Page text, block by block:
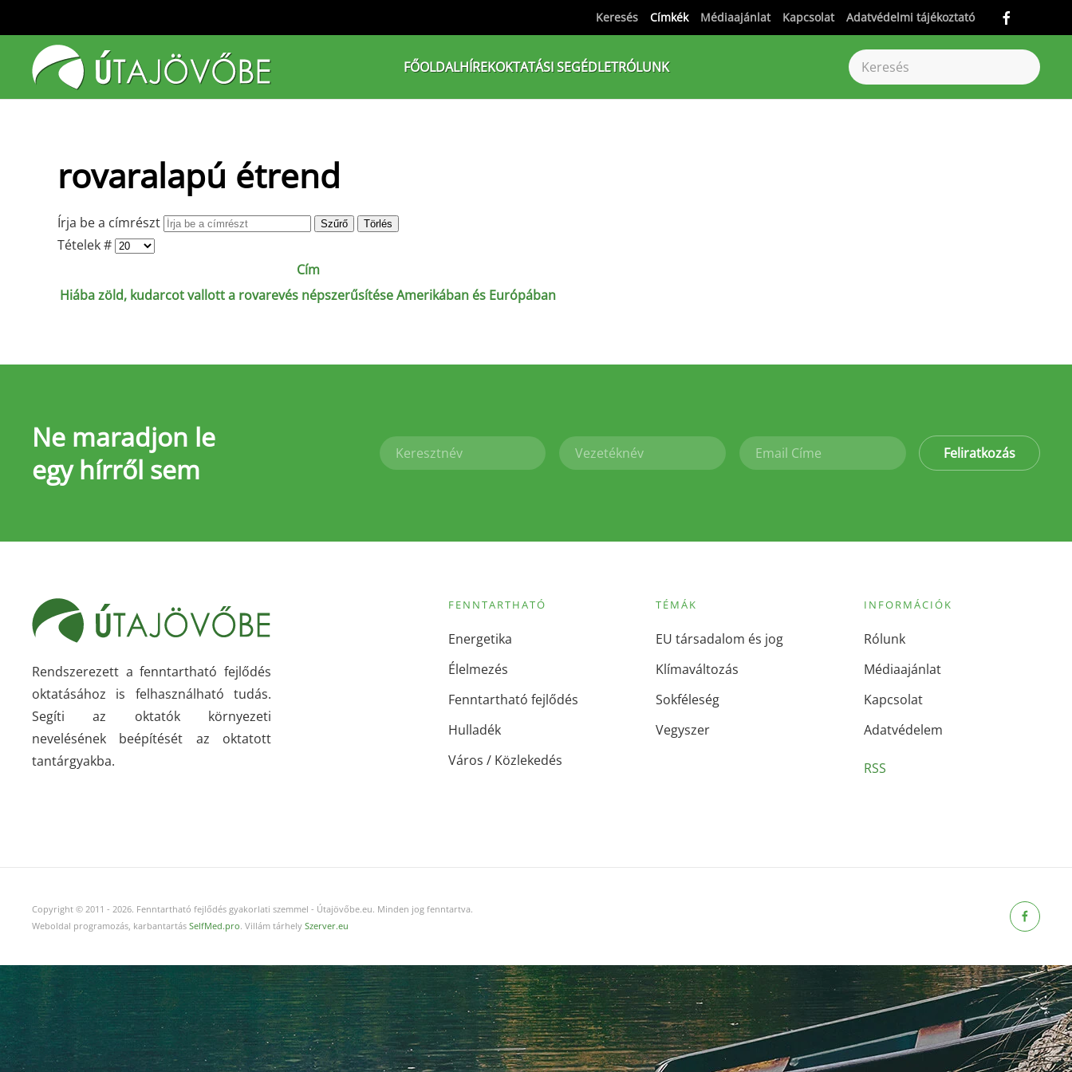
Fő tartalom átugrása
Keresés Címkék Médiaajánlat Kapcsolat Adatvédelmi tájékoztató
FŐOLDALHÍREKOKTATÁSI SEGÉDLETRÓLUNK
rovaralapú étrend
Írja be a címrészt Szűrő Törlés
Tételek #
Cím
Hiába zöld, kudarcot vallott a rovarevés népszerűsítése Amerikában és Európában
Ne maradjon le
egy hírről sem
Feliratkozás
Rendszerezett a fenntartható fejlődés
oktatásához is felhasználható tudás.
Segíti az oktatók környezeti
nevelésének beépítését az oktatott
tantárgyakba.
FENNTARTHATÓ
Energetika
Élelmezés
Fenntartható fejlődés
Hulladék
Város / Közlekedés
TÉMÁK
EU társadalom és jog
Klímaváltozás
Sokféleség
Vegyszer
INFORMÁCIÓK
Rólunk
Médiaajánlat
Kapcsolat
Adatvédelem
RSS
Copyright © 2011 - 2026. Fenntartható fejlődés gyakorlati szemmel - Útajövőbe.eu. Minden jog fenntartva.
Weboldal programozás, karbantartás SelfMed.pro. Villám tárhely Szerver.eu